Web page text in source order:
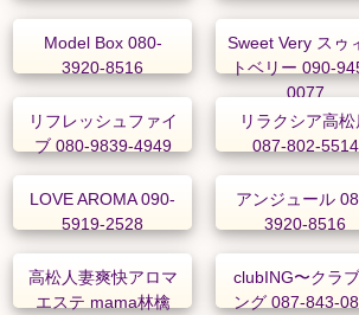
Model Box 080-
3920-8516
Sweet Very スゥ
トベリー 090-
0077
リフレッシュファイ
ブ 080-9839-4949
リラクシア高松
087-802-5514
LOVE AROMA 090-
5919-2528
アンジュール
3920-8516
高松人妻爽快アロマ
エステ mama林檎
clubING〜クラ
ング 087-843-